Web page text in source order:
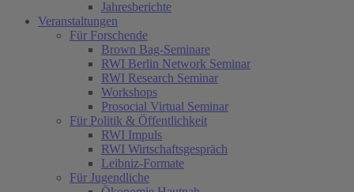
Jahresberichte
Veranstaltungen
Für Forschende
Brown Bag-Seminare
RWI Berlin Network Seminar
RWI Research Seminar
Workshops
Prosocial Virtual Seminar
Für Politik & Öffentlichkeit
RWI Impuls
RWI Wirtschaftsgespräch
Leibniz-Formate
Für Jugendliche